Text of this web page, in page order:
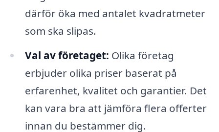
därför öka med antalet kvadratmeter
som ska slipas.
Val av företaget: Olika företag
erbjuder olika priser baserat på
erfarenhet, kvalitet och garantier. Det
kan vara bra att jämföra flera offerter
innan du bestämmer dig.